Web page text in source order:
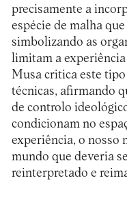
precisamente a
espécie de malha
simbolizando as
limitam a
Musa critica este
técnicas, afirmando
de controlo
condicionam no
experiência, o nosso
mundo que deveria
reinterpretado e